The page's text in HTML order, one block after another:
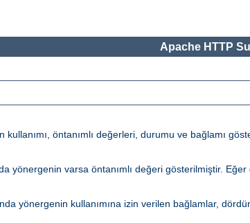
Apache HTTP
öntanımlı değerleri, durumu ve bağlamı
varsa öntanımlı değeri gösterilmiştir. Eğer
yönergenin kullanımına izin verilen bağlamlar,